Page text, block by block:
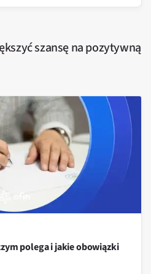
szansę na pozytywną
polega i jakie obowiązki